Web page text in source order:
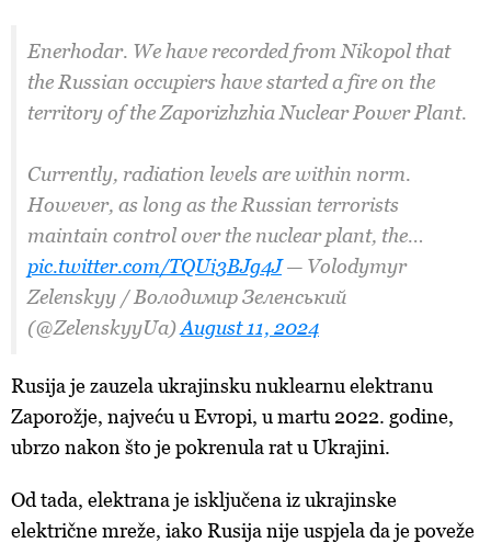
Enerhodar. We have recorded from Nikopol that
the Russian occupiers have started a fire on the
territory of the Zaporizhzhia Nuclear Power Plant.
Currently, radiation levels are within norm.
However, as long as the Russian terrorists
maintain control over the nuclear plant, the…
pic.twitter.com/TQUi3BJg4J— Volodymyr
Zelenskyy / Володимир Зеленський
(@ZelenskyyUa)August 11, 2024
Rusija je zauzela ukrajinsku nuklearnu elektranu
Zaporožje, najveću u Evropi, u martu 2022. godine,
ubrzo nakon što je pokrenula rat u Ukrajini.
Od tada, elektrana je isključena iz ukrajinske
električne mreže, iako Rusija nije uspjela da je poveže